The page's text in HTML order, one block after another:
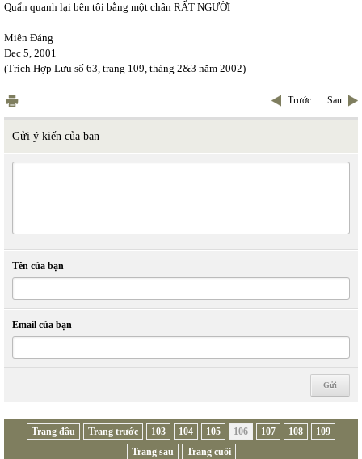
Quẩn quanh lại bên tôi bằng một chân RẤT NGƯỜI
Miên Đáng
Dec 5, 2001
(Trích Hợp Lưu số 63, trang 109, tháng 2&3 năm 2002)
Trước Sau
Gửi ý kiến của bạn
Tên của bạn
Email của bạn
Trang đầu Trang trước 103 104 105 106 107 108
109
Trang sau
Trang cuối